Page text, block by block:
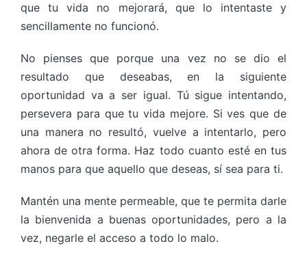
que tu vida no mejorará, que lo intentaste y
sencillamente no funcionó.
No pienses que porque una vez no se dio el
resultado que deseabas, en la siguiente
oportunidad va a ser igual. Tú sigue intentando,
persevera para que tu vida mejore. Si ves que de
una manera no resultó, vuelve a intentarlo, pero
ahora de otra forma. Haz todo cuanto esté en tus
manos para que aquello que deseas, sí sea para ti.
Mantén una mente permeable, que te permita darle
la bienvenida a buenas oportunidades, pero a la
vez, negarle el acceso a todo lo malo.